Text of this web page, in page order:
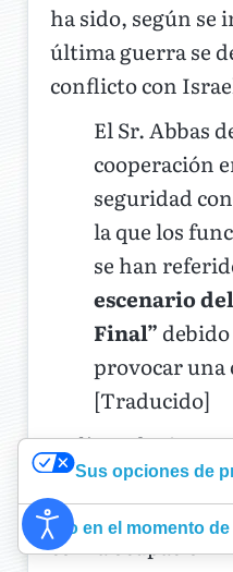
ha sido, según se
última guerra se
conflicto con
El Sr. Abbas
cooperación
seguridad
la que los
se han
escenario
Final”
provocar
[Traducido]
La línea de
directamente a la
supurante y
con la ocupación
Sus opciones de
Aviso en el momento